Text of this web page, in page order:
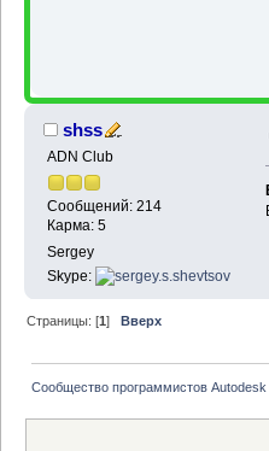
shss
ADN Club
Сообщений: 214
Карма: 5
Sergey
Skype:
Страницы: [1]Вверх
Сообщество программистов